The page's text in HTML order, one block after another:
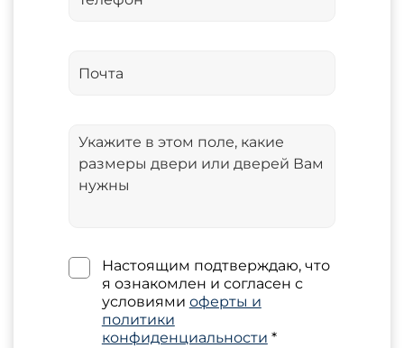
Настоящим подтверждаю, что
я ознакомлен и согласен с
условиями оферты и
политики
конфиденциальности *